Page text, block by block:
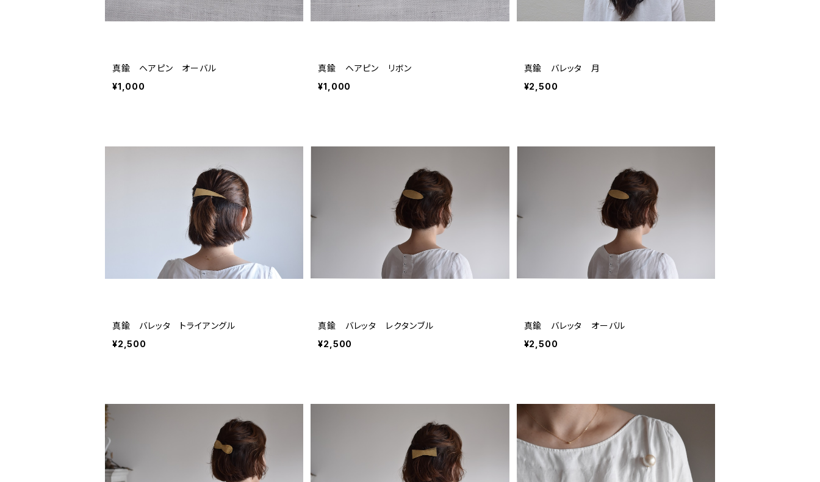
真鍮 ヘアピン オーバル
¥1,000
真鍮 ヘアピン リボン
¥1,000
真鍮 バレッタ 月
¥2,500
真鍮 バレッタ トライアングル
¥2,500
真鍮 バレッタ レクタンブル
¥2,500
真鍮 バレッタ オーバル
¥2,500